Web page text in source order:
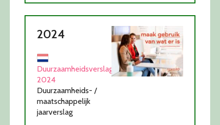
2024
Duurzaamheidsverslag
2024
Duurzaamheids- /
maatschappelijk
jaarverslag